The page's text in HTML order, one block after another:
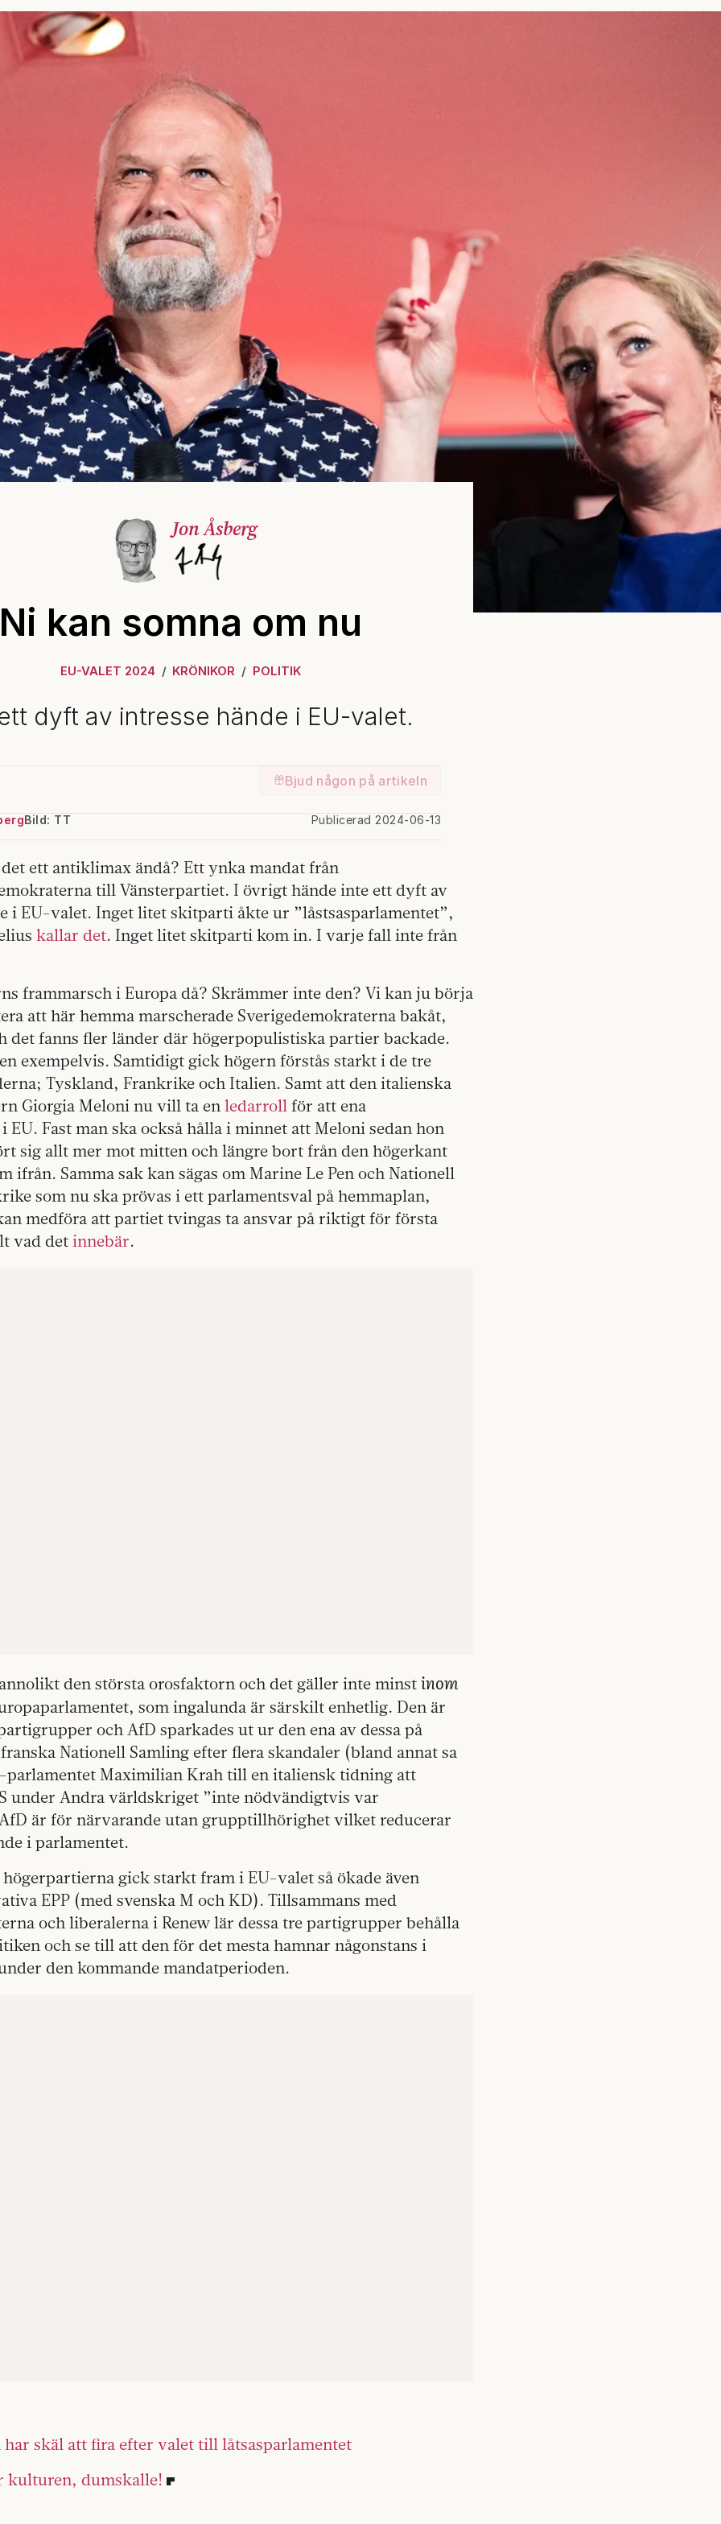
Jon Åsberg
kan somna om nu
EU-VALET 2024 KRÖNIKOR POLITIK
dyft av intresse hände i EU-valet.
Bjud någon på artikeln
Publicerad 2024-06-13
Bild: TT
ett antiklimax ändå? Ett ynka mandat från
till Vänsterpartiet. I övrigt hände inte ett dyft av
i EU-valet. Inget litet skitparti åkte ur ”låstsasparlamentet”,
kallar det. Inget litet skitparti kom in. I varje fall inte från
frammarsch i Europa då? Skrämmer inte den? Vi kan ju börja
att här hemma marscherade Sverigedemokraterna bakåt,
det fanns fler länder där högerpopulistiska partier backade.
exempelvis. Samtidigt gick högern förstås starkt i de tre
Tyskland, Frankrike och Italien. Samt att den italienska
Giorgia Meloni nu vill ta en ledarroll för att ena
EU. Fast man ska också hålla i minnet att Meloni sedan hon
sig allt mer mot mitten och längre bort från den högerkant
ifrån. Samma sak kan sägas om Marine Le Pen och Nationell
som nu ska prövas i ett parlamentsval på hemmaplan,
medföra att partiet tvingas ta ansvar på riktigt för första
vad det innebär.
den största orosfaktorn och det gäller inte minst inom
som ingalunda är särskilt enhetlig. Den är
och AfD sparkades ut ur den ena av dessa på
Nationell Samling efter flera skandaler (bland annat sa
parlamentet Maximilian Krah till en italiensk tidning att
under Andra världskriget ”inte nödvändigtvis var
är för närvarande utan grupptillhörighet vilket reducerar
i parlamentet.
högerpartierna gick starkt fram i EU-valet så ökade även
EPP (med svenska M och KD). Tillsammans med
och liberalerna i Renew lär dessa tre partigrupper behålla
och se till att den för det mesta hamnar någonstans i
den kommande mandatperioden.
har skäl att fira efter valet till låtsasparlamentet
kulturen, dumskalle!